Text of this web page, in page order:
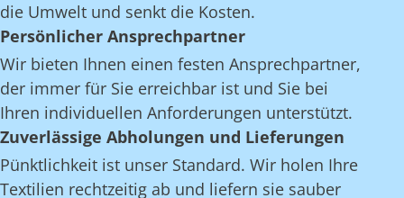
die Umwelt und senkt die Kosten.
Persönlicher Ansprechpartner
Wir bieten Ihnen einen festen Ansprechpartner,
der immer für Sie erreichbar ist und Sie bei
Ihren individuellen Anforderungen unterstützt.
Zuverlässige Abholungen und Lieferungen
Pünktlichkeit ist unser Standard. Wir holen Ihre
Textilien rechtzeitig ab und liefern sie sauber